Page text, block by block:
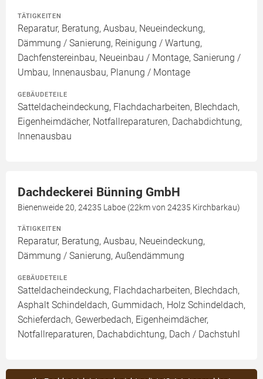
TÄTIGKEITEN
Reparatur, Beratung, Ausbau, Neueindeckung,
Dämmung / Sanierung, Reinigung / Wartung,
Dachfenstereinbau, Neueinbau / Montage, Sanierung /
Umbau, Innenausbau, Planung / Montage
GEBÄUDETEILE
Satteldacheindeckung, Flachdacharbeiten, Blechdach,
Eigenheimdächer, Notfallreparaturen, Dachabdichtung,
Innenausbau
Dachdeckerei Bünning GmbH
Bienenweide 20, 24235 Laboe (22km von 24235 Kirchbarkau)
TÄTIGKEITEN
Reparatur, Beratung, Ausbau, Neueindeckung,
Dämmung / Sanierung, Außendämmung
GEBÄUDETEILE
Satteldacheindeckung, Flachdacharbeiten, Blechdach,
Asphalt Schindeldach, Gummidach, Holz Schindeldach,
Schieferdach, Gewerbedach, Eigenheimdächer,
Notfallreparaturen, Dachabdichtung, Dach / Dachstuhl